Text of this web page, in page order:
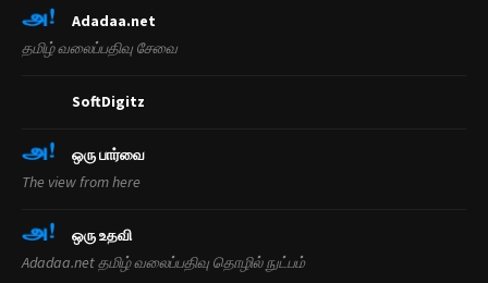
Adadaa.net
தமிழ் வலைப்பதிவு சேவை
SoftDigitz
ஒரு பார்வை
The view from here
ஒரு உத‌வி
Adadaa.net தமிழ் வலைப்பதிவு தொழில் நுட்பம்